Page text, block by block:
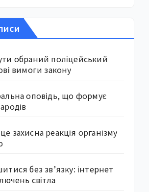
обраний поліцейський
вимоги закону
оповідь, що формує
захисна реакція організму
без зв’язку: інтернет
світла